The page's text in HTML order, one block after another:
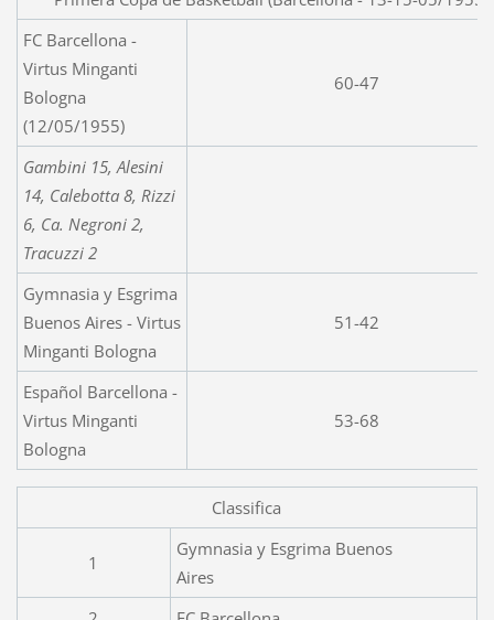
FC Barcellona -
Virtus Minganti
Bologna
(12/05/1955)
60-47
Gambini 15, Alesini
14, Calebotta 8, Rizzi
6, Ca. Negroni 2,
Tracuzzi 2
Gymnasia y Esgrima
Buenos Aires - Virtus
Minganti Bologna
51-42
Español Barcellona -
Virtus Minganti
Bologna
53-68
Classifica
1
Gymnasia y Esgrima Buenos
Aires